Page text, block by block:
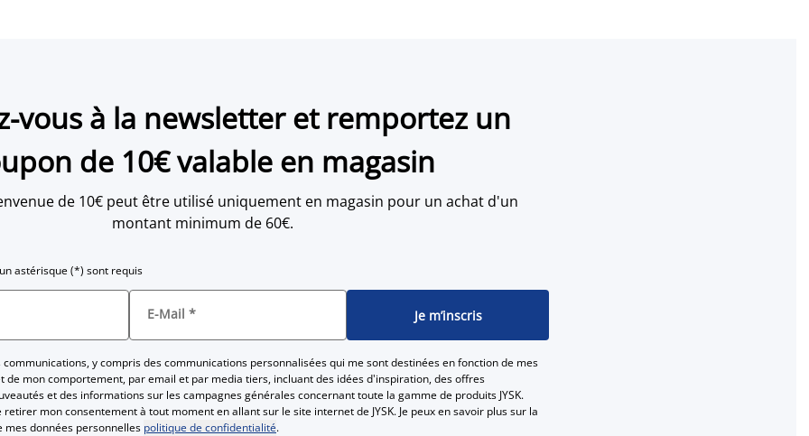
vous à la newsletter et remportez un
de 10€ valable en magasin
de 10€ peut être utilisé uniquement en magasin pour un achat d'un
montant minimum de 60€.
astérisque (*) sont requis
E-Mail * Je m’inscris
communications, y compris des communications personnalisées qui me sont destinées en fonction de mes
de mon comportement, par email et par media tiers, incluant des idées d'inspiration, des offres
et des informations sur les campagnes générales concernant toute la gamme de produits JYSK.
retirer mon consentement à tout moment en allant sur le site internet de JYSK. Je peux en savoir plus sur la
mes données personnelles politique de confidentialité.